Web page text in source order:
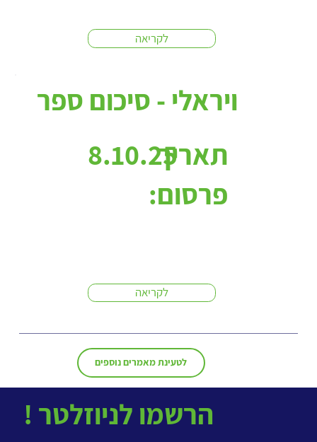
לטעינת מאמרים נוספים
לקריאה
ויראלי - סיכום ספר
לקריאה
8.10.25תאריך
פרסום:
! הרשמו לניוזלטר